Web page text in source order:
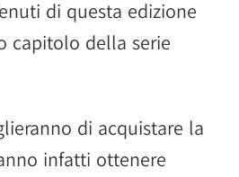
di questa edizione
capitolo della serie
di acquistare la
infatti ottenere